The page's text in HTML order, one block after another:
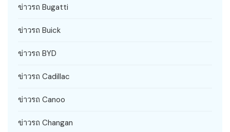
ข่าวรถ Bugatti
ข่าวรถ Buick
ข่าวรถ BYD
ข่าวรถ Cadillac
ข่าวรถ Canoo
ข่าวรถ Changan